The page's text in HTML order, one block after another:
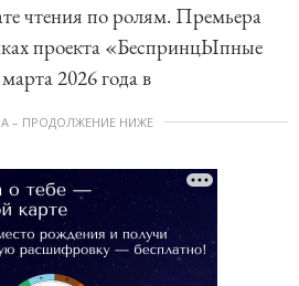
чтения по ролям. Премьера
проекта «БеспринцЫпные
2026 года в
– ПРОДОЛЖЕНИЕ НИЖЕ